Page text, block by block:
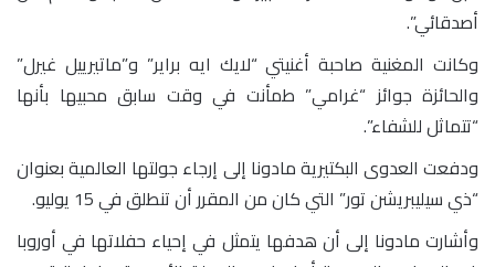
أصدقائي”.
وكانت المغنية صاحبة أغنيتي “لايك ايه براير” و”ماتيرييل غيرل”
والحائزة جوائز “غرامي” طمأنت في وقت سابق محبيها بأنها
“تتماثل للشفاء”.
ودفعت العدوى البكتيرية مادونا إلى إرجاء جولتها العالمية بعنوان
“ذي سيليبريشن تور” التي كان من المقرر أن تنطلق في 15 يوليو.
وأشارت مادونا إلى أن هدفها يتمثل في إحياء حفلاتها في أوروبا